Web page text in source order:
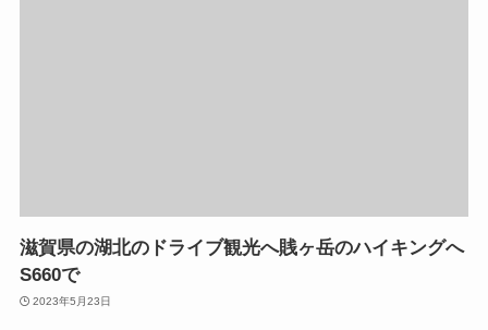
滋賀県の湖北のドライブ観光へ賎ヶ岳のハイキングへ
S660で
2023年5月23日